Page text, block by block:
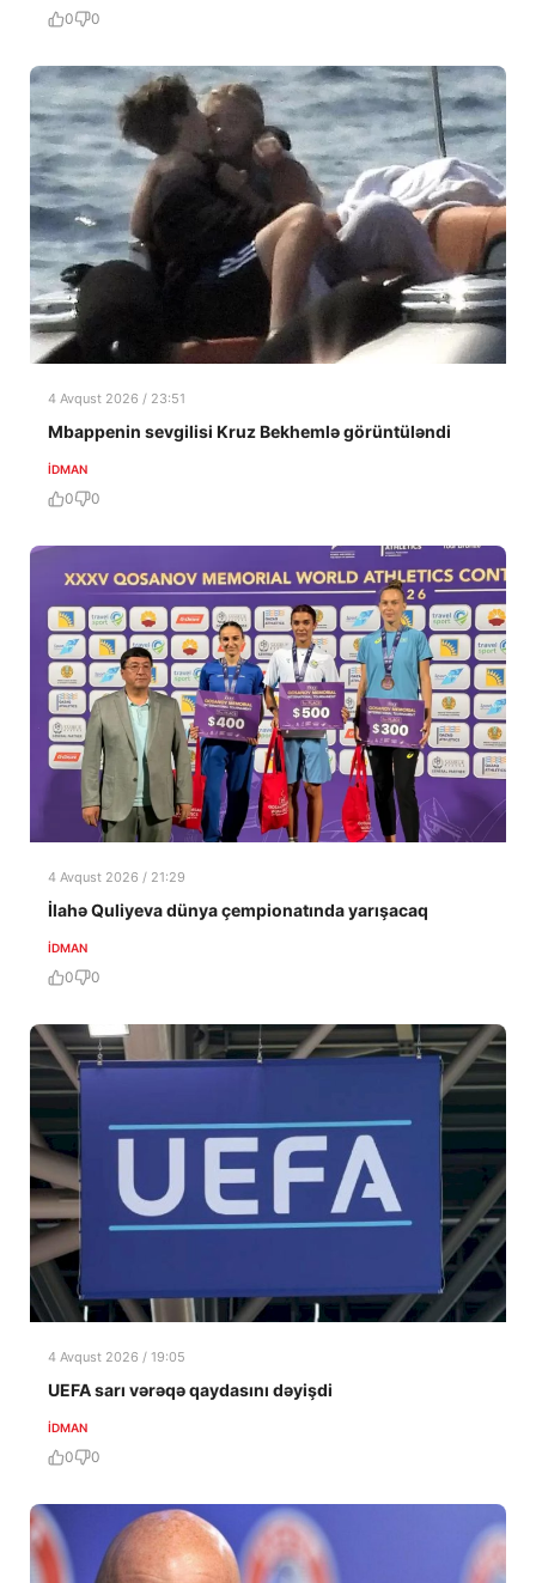
0 0
4 Avqust 2026 / 23:51
Mbappenin sevgilisi Kruz Bekhemlə görüntüləndi
İDMAN
0 0
4 Avqust 2026 / 21:29
İlahə Quliyeva dünya çempionatında yarışacaq
İDMAN
0 0
4 Avqust 2026 / 19:05
UEFA sarı vərəqə qaydasını dəyişdi
İDMAN
0 0